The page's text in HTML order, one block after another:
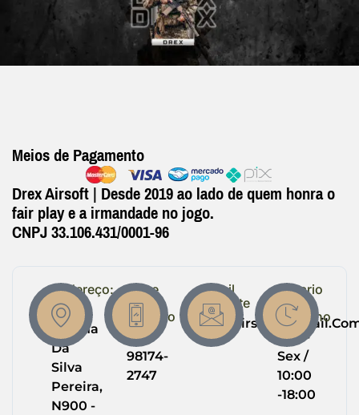
Meios de Pagamento
Drex Airsoft | Desde 2019 ao lado de quem honra o
fair play e a irmandade no jogo.
CNPJ 33.106.431/0001-96
Endereço:
R.
Helena
Da
Silva
Pereira,
N900 -
Entre
em
Contato
(64)
98174-
2747
Email
Suporte
Horario
de
Trabalho
Seg -
Sex /
10:00
-18:00